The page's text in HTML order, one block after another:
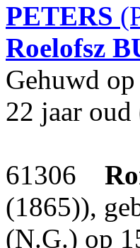
PETERS
Roelofsz
Gehuwd
22 jaar
61306
(1865)),
(N.G.) op